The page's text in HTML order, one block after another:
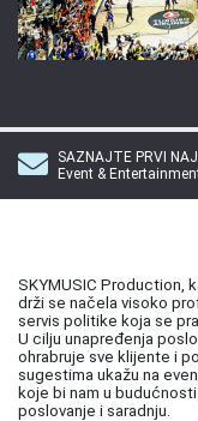
SAZNAJTE PRVI
Event &
SKYMUSIC Production,
drži se načela visoko
servis politike koja se
U cilju unapređenja
ohrabruje sve klijente i
sugestima ukažu na
koje bi nam u
poslovanje i saradnju.